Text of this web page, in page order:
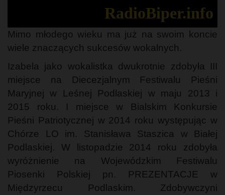
RadioBiper.info
Mimo młodego wieku ma już na swoim koncie
wiele znaczących sukcesów wokalnych.
Izabela jako wokalistka dwukrotnie zdobyła III
miejsce na Diecezjalnym Festiwalu Pieśni
Maryjnej w Leśnej Podlaskiej w maju 2013 i
2015 roku. I miejsce w Bialskim Konkursie
Pieśni Patriotycznej w 2014 roku występując w
Chórze LO im. Stanisława Staszica w Białej
Podlaskiej. W listopadzie 2014 roku zdobyła
wyróżnienie na Wojewódzkim Festiwalu
Piosenki Polskiej pn. PREZENTACJE w
Międzyrzecu Podlaskim. Zdobywczyni